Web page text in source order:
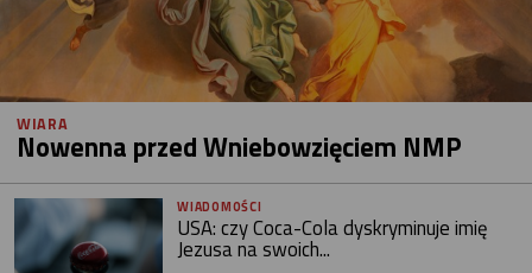
WIARA
Nowenna przed Wniebowzięciem NMP
WIADOMOŚCI
USA: czy Coca-Cola dyskryminuje imię
Jezusa na swoich...